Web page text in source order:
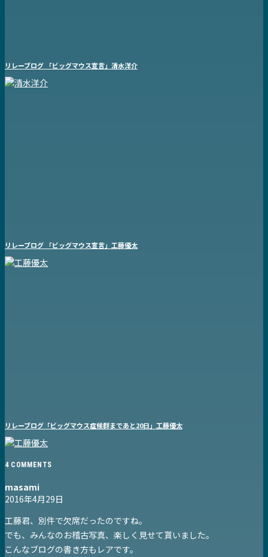
リレーブログ 「ビッグマウス宣言」清水洋介
リレーブログ 「ビッグマウス宣言」工藤優太
リレーブログ「ビッグマウス症候群まであと20日」工藤優太
4 COMMENTS
masami
2016年4月29日
工藤君、別件で欠席だったのですね。
でも、みんなのお稽古写真、楽しく見せて貰いました。
こんなブログの書き方もレアです。